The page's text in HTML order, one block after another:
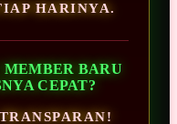
HARINYA.
BARU
CEPAT?